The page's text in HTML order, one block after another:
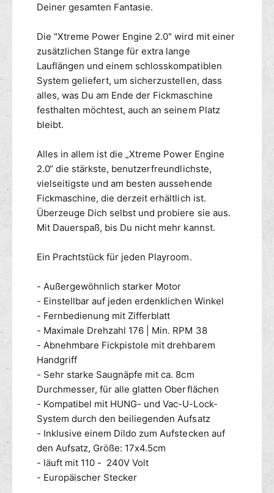
Deiner gesamten Fantasie.
Die "Xtreme Power Engine 2.0" wird mit einer
zusätzlichen Stange für extra lange
Lauflängen und einem schlosskompatiblen
System geliefert, um sicherzustellen, dass
alles, was Du am Ende der Fickmaschine
festhalten möchtest, auch an seinem Platz
bleibt.
Alles in allem ist die „Xtreme Power Engine
2.0“ die stärkste, benutzerfreundlichste,
vielseitigste und am besten aussehende
Fickmaschine, die derzeit erhältlich ist.
Überzeuge Dich selbst und probiere sie aus.
Mit Dauerspaß, bis Du nicht mehr kannst.
Ein Prachtstück für jeden Playroom.
- Außergewöhnlich starker Motor
- Einstellbar auf jeden erdenklichen Winkel
- Fernbedienung mit Zifferblatt
- Maximale Drehzahl 176 | Min. RPM 38
- Abnehmbare Fickpistole mit drehbarem
Handgriff
- Sehr starke Saugnäpfe mit ca. 8cm
Durchmesser, für alle glatten Oberflächen
- Kompatibel mit HUNG- und Vac-U-Lock-
System durch den beiliegenden Aufsatz
- Inklusive einem Dildo zum Aufstecken auf
den Aufsatz, Größe: 17x4.5cm
- läuft mit 110 - 240V Volt
- Europäischer Stecker